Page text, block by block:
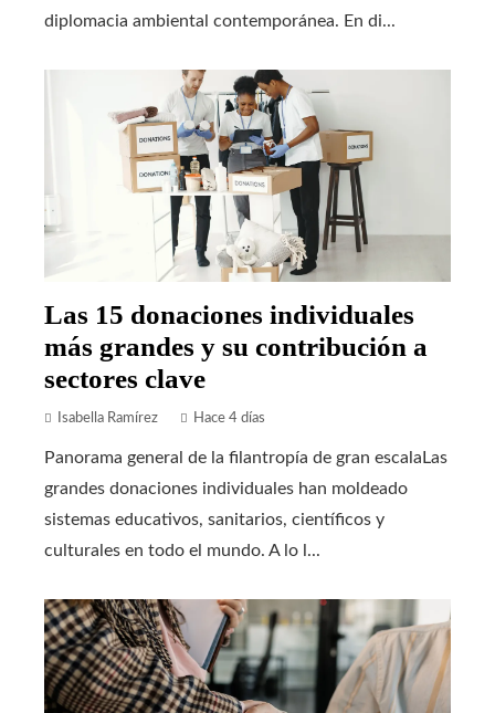
diplomacia ambiental contemporánea. En di...
Las 15 donaciones individuales
más grandes y su contribución a
sectores clave
Isabella Ramírez Hace 4 días
Panorama general de la filantropía de gran escalaLas
grandes donaciones individuales han moldeado
sistemas educativos, sanitarios, científicos y
culturales en todo el mundo. A lo l...